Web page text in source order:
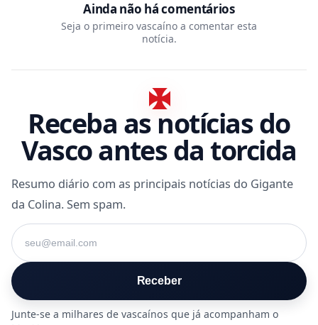
Ainda não há comentários
Seja o primeiro vascaíno a comentar esta
notícia.
Receba as notícias do
Vasco antes da torcida
Resumo diário com as principais notícias do Gigante
da Colina. Sem spam.
Seu e-mail
Receber